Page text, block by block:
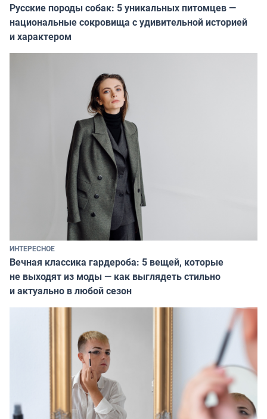
Русские породы собак: 5 уникальных питомцев —
национальные сокровища с удивительной историей
и характером
ИНТЕРЕСНОЕ
Вечная классика гардероба: 5 вещей, которые
не выходят из моды — как выглядеть стильно
и актуально в любой сезон